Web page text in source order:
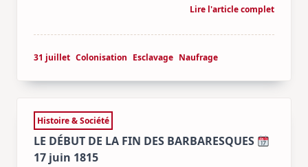
Lire l'article complet
31 juillet Colonisation Esclavage Naufrage
Histoire & Société
LE DÉBUT DE LA FIN DES BARBARESQUES
17 juin 1815